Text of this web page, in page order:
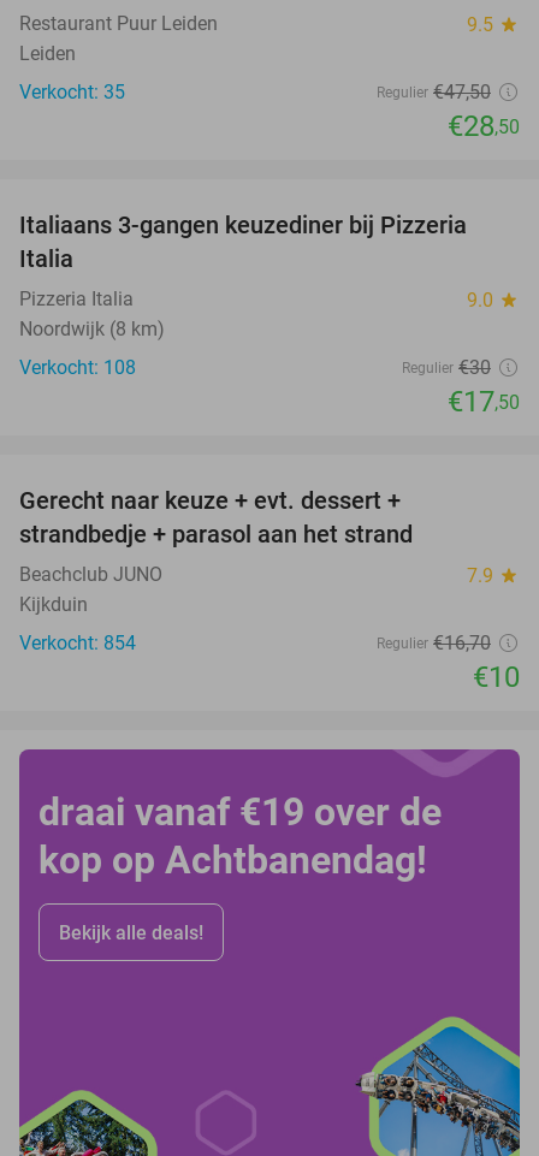
Restaurant Puur Leiden 9.5 star
Leiden
Verkocht: 35
Regulier €47,50
€28,50
42%
Italiaans 3-gangen keuzediner bij Pizzeria
Italia
Pizzeria Italia 9.0 star
Noordwijk (8 km)
Verkocht: 108
Regulier €30
€17,50
Gerecht naar keuze + evt. dessert +
strandbedje + parasol aan het strand
Beachclub JUNO 7.9 star
Kijkduin
Verkocht: 854
Regulier €16,70
€10
draai vanaf €19 over de
kop op Achtbanendag!
Bekijk alle deals!